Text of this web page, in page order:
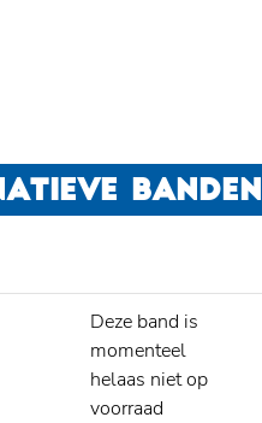
BANDEN
Deze band is
momenteel
helaas niet op
voorraad